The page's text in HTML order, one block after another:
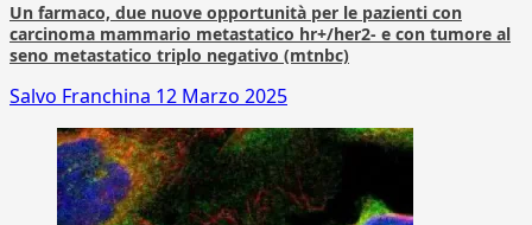
Un farmaco, due nuove opportunità per le pazienti con
carcinoma mammario metastatico hr+/her2- e con tumore al
seno metastatico triplo negativo (mtnbc)
Salvo Franchina 12 Marzo 2025